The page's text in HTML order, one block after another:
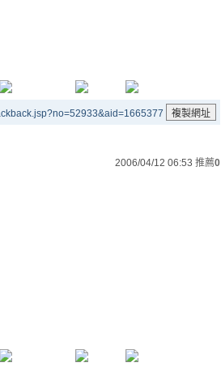
2006/04/12 06:53 推薦0